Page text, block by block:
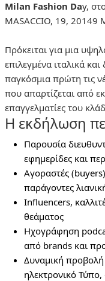
Milan Fashion Day,
MASACCIO, 19, 20149
Πρόκειται για μια
επιλεγμένα ιταλικά
παγκόσμια πρώτη τις
που απαρτίζεται από
επαγγελματίες του
Η εκδήλωση
Παρουσία
εφημερίδες και
Αγοραστές
παράγοντες
Influencers,
θεάματος
Ηχογράφηση
από brands και
Δυναμική
ηλεκτρονικό